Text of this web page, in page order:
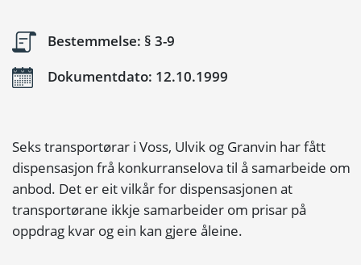
Bestemmelse: § 3-9
Dokumentdato: 12.10.1999
Seks transportørar i Voss, Ulvik og Granvin har fått
dispensasjon frå konkurranselova til å samarbeide om
anbod. Det er eit vilkår for dispensasjonen at
transportørane ikkje samarbeider om prisar på
oppdrag kvar og ein kan gjere åleine.